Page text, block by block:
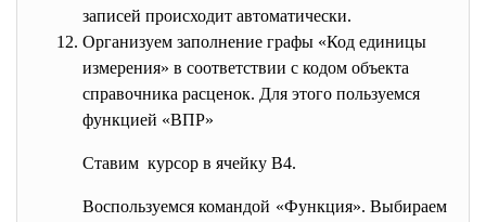
записей происходит автоматически.
Организуем заполнение графы «Код единицы
измерения» в соответствии с кодом объекта
справочника расценок. Для этого пользуемся
функцией «ВПР»
Ставим курсор в ячейку B4.
Воспользуемся командой «Функция». Выбираем